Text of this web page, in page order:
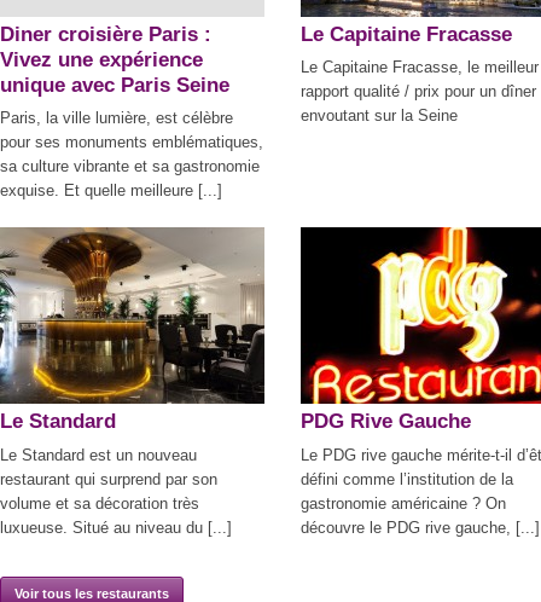
Diner croisière Paris :
Vivez une expérience
unique avec Paris Seine
Paris, la ville lumière, est célèbre
pour ses monuments emblématiques,
sa culture vibrante et sa gastronomie
exquise. Et quelle meilleure [...]
Le Capitaine Fracasse
Le Capitaine Fracasse, le meilleur
rapport qualité / prix pour un dîner
envoutant sur la Seine
Le Standard
Le Standard est un nouveau
restaurant qui surprend par son
volume et sa décoration très
luxueuse. Situé au niveau du [...]
PDG Rive Gauche
Le PDG rive gauche mérite-t-il
défini comme l’institution de la
gastronomie américaine ? On
découvre le PDG rive gauche, [...]
Voir tous les restaurants